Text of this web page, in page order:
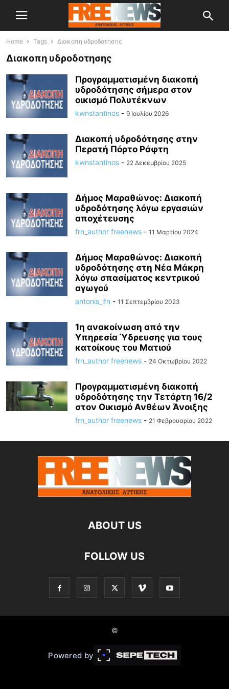
Home Tags Διακοπη υδροδοτησης
Διακοπη υδροδοτησης
Προγραμματισμένη διακοπή
υδροδότησης σήμερα στον
οικισμό Πολυτέκνων
kwnstantinos - 9 Ιουλίου 2026
Διακοπή υδροδότησης στην
Περατή Πόρτο Ράφτη
kwnstantinos - 22 Δεκεμβρίου 2025
Δήμος Μαραθώνος: Διακοπή
υδροδότησης λόγω εργασιών
αποχέτευσης
frn_author freenews - 11 Μαρτίου 2024
Δήμος Μαραθώνος: Διακοπή
υδροδότησης στη Νέα Μάκρη
λόγω σπασίματος κεντρικού
αγωγού
antonis_ifn - 11 Σεπτεμβρίου 2023
1η ανακοίνωση από την
Υπηρεσία Ύδρευσης για τους
κατοίκους του Ματιού
frn_author freenews - 24 Οκτωβρίου 2022
Προγραμματισμένη διακοπή
υδροδότησης την Τετάρτη 16/2
στον Οικισμό Ανθέων Άνοιξης
frn_author freenews - 21 Φεβρουαρίου 2022
ABOUT US
FOLLOW US
©
Powered by